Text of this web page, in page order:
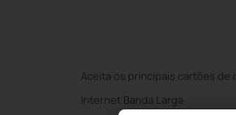
Aceita os principais cartões de
Internet Banda Larga